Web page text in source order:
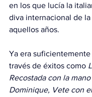
en los que lucía la
diva internacional de
aquellos años.
Ya era
través de éxitos como
Recostada con la
Dominique, Vete con